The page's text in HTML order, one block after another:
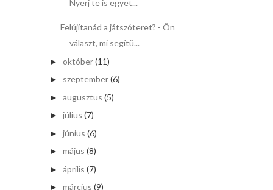
Nyerj te is egyet...
Felújítanád a játszóteret? - Ön
választ, mi segítü...
► október(11)
► szeptember(6)
► augusztus (5)
► július (7)
► június (6)
► május (8)
► április (7)
► március (9)